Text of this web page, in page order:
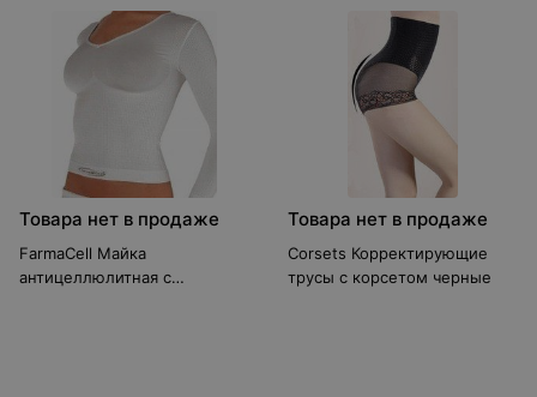
Товара нет в продаже
FarmaCell Майка
антицеллюлитная с
Товара нет в продаже
Corsets Корректирующие
трусы с корсетом черные